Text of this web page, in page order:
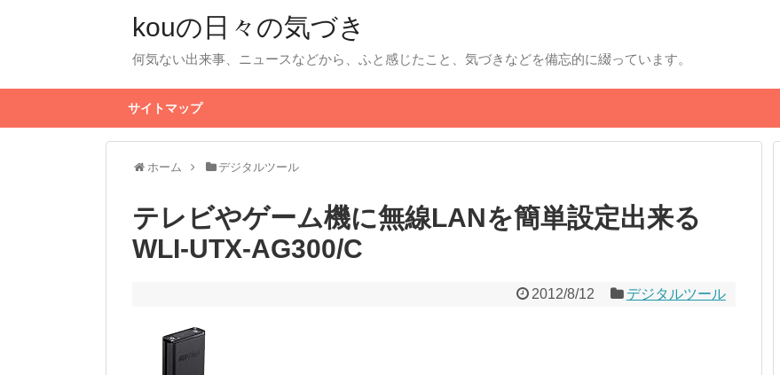
kouの日々の気づき
何気ない出来事、ニュースなどから、ふと感じたこと、気づきなどを備忘的に綴っています。
サイトマップ
ホーム デジタルツール
テレビやゲーム機に無線LANを簡単設定出来る
WLI-UTX-AG300/C
2012/8/12 デジタルツール